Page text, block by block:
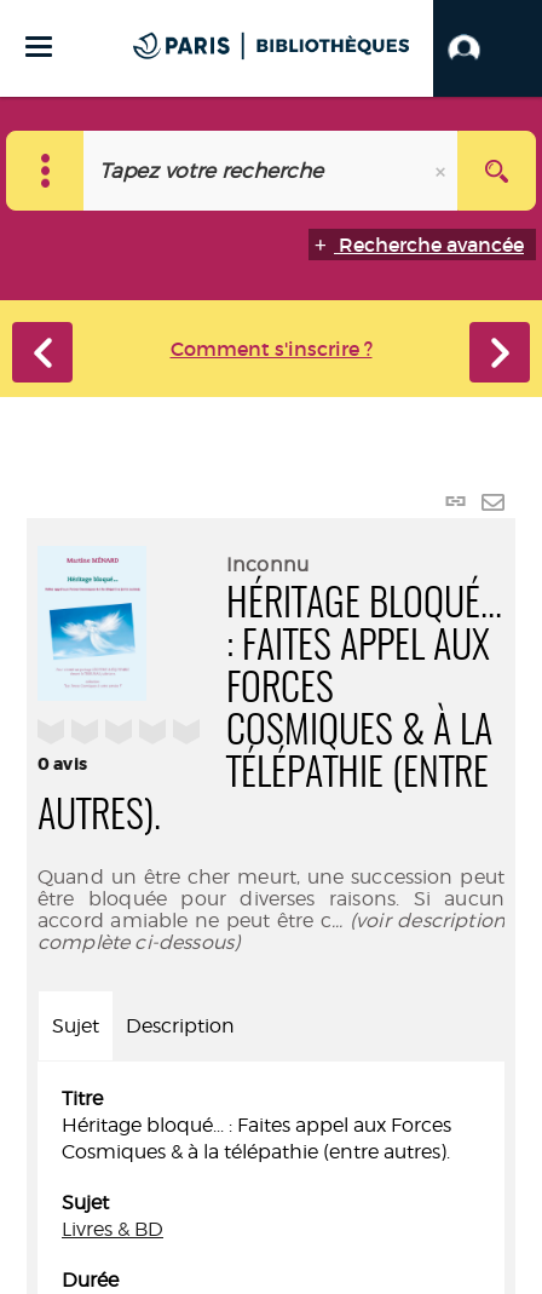
Recherche avancée
Comment s'inscrire ?
Lien
0avis
Inconnu
HÉRITAGE BLOQUÉ...
: FAITES APPEL AUX
FORCES
COSMIQUES & À LA
TÉLÉPATHIE (ENTRE
AUTRES).
Quand un être cher meurt, une succession peut
être bloquée pour diverses raisons. Si aucun
accord amiable ne peut être c... (voir description
complète ci-dessous)
Sujet Description
Titre
Héritage bloqué... : Faites appel aux Forces
Cosmiques & à la télépathie (entre autres).
Sujet
Livres & BD
Durée